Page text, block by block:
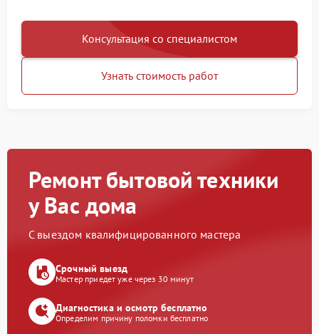
Консультация со специалистом
Узнать стоимость работ
Ремонт бытовой техники
у Вас дома
С выездом квалифицированного мастера
Срочный выезд
Мастер приедет уже через 30 минут
Диагностика и осмотр бесплатно
Определим причину поломки бесплатно